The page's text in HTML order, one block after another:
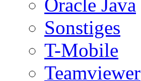
Oracle Java
Sonstiges
T-Mobile
Teamviewer